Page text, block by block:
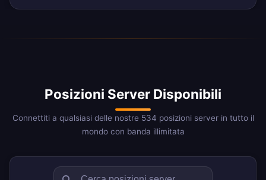
Posizioni Server Disponibili
Connettiti a qualsiasi delle nostre 534 posizioni server in tutto il
mondo con banda illimitata